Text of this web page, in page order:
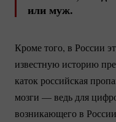
или муж.
Кроме того, в России
известную историю
каток российская
мозги — ведь для
возникающего в